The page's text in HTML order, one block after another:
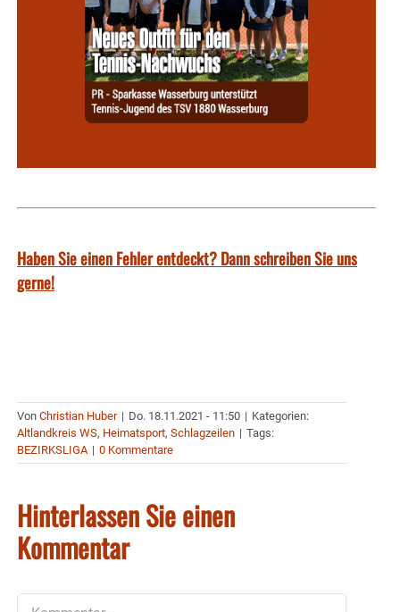
Haben Sie einen Fehler entdeckt? Dann schreiben Sie uns
gerne!
Von Christian Huber | Do. 18.11.2021 - 11:50 | Kategorien:
Altlandkreis WS, Heimatsport, Schlagzeilen | Tags:
BEZIRKSLIGA | 0 Kommentare
Hinterlassen Sie einen
Kommentar